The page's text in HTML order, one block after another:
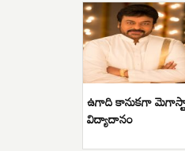
ఉగాది కానుకగా
విద్యాదానం